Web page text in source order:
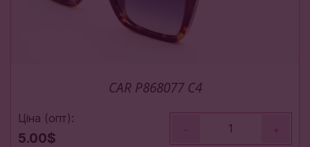
CAR P868077 C4
Ціна (опт):
5.00$
- +